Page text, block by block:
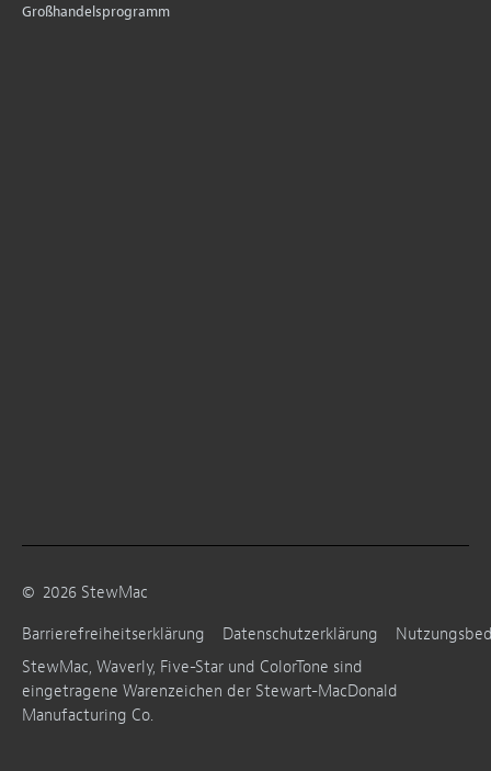
Großhandelsprogramm
© 2026 StewMac
Barrierefreiheitserklärung
Datenschutzerklärung
StewMac, Waverly, Five-Star und ColorTone sind
eingetragene Warenzeichen der Stewart-MacDonald
Manufacturing Co.